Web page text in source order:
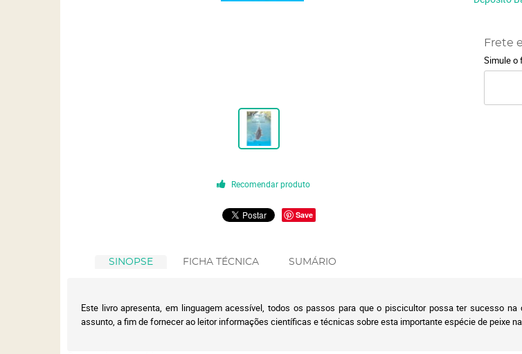
Recomendar produto
Save
Frete
Simule o
SINOPSE FICHA TÉCNICA SUMÁRIO
Este livro apresenta, em linguagem acessível, todos os passos para que o piscicultor possa ter sucesso
assunto, a fim de fornecer ao leitor informações científicas e técnicas sobre esta importante espécie de peixe